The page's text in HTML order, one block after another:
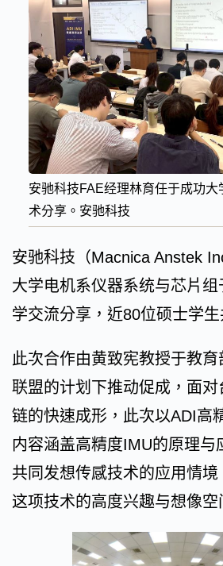
安驰科技FAE经理林育任于成功大
术分享。安驰科技
安驰科技（Macnica Anstek
大学电机系仪器系统与芯片
学交流分享，近80位硕士学生
此次合作由黄致宪教授于教
联盟的计划下推动促成，面
链的快速成形，此次以ADI高
内容涵盖高精度IMU的原理与
共同发想传感技术的应用情
这项技术的高度兴趣与想像空